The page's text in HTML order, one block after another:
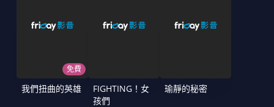
免費
我們扭曲的英雄
FIGHTING！女
孩們
瑜靜的秘密